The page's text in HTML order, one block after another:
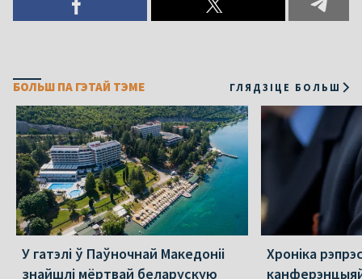
БОЛЬШ ПА ГЭТАЙ ТЭМЕ ГЛЯДЗІЦЕ БОЛЬШ
У гатэлі ў Паўночнай Македоніі
знайшлі мёртвай беларускую
Хроніка